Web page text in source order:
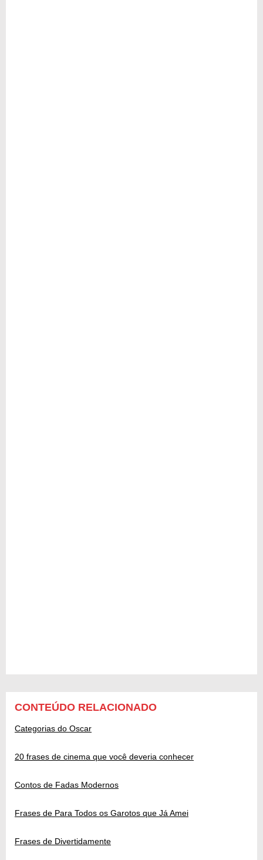
CONTEÚDO RELACIONADO
Categorias do Oscar
20 frases de cinema que você deveria conhecer
Contos de Fadas Modernos
Frases de Para Todos os Garotos que Já Amei
Frases de Divertidamente